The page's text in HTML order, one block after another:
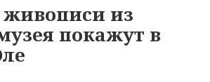
из
покажут в